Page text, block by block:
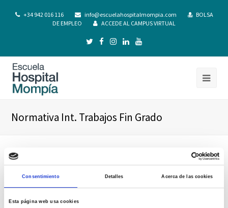
Consentimiento Detalles Acerca de las cookies
Esta página web usa cookies
+34 942 016 116 info@escuelahospitalmompia.com
BOLSA
DE EMPLEO
ACCEDE AL CAMPUS VIRTUAL
Normativa Int. Trabajos Fin Grado